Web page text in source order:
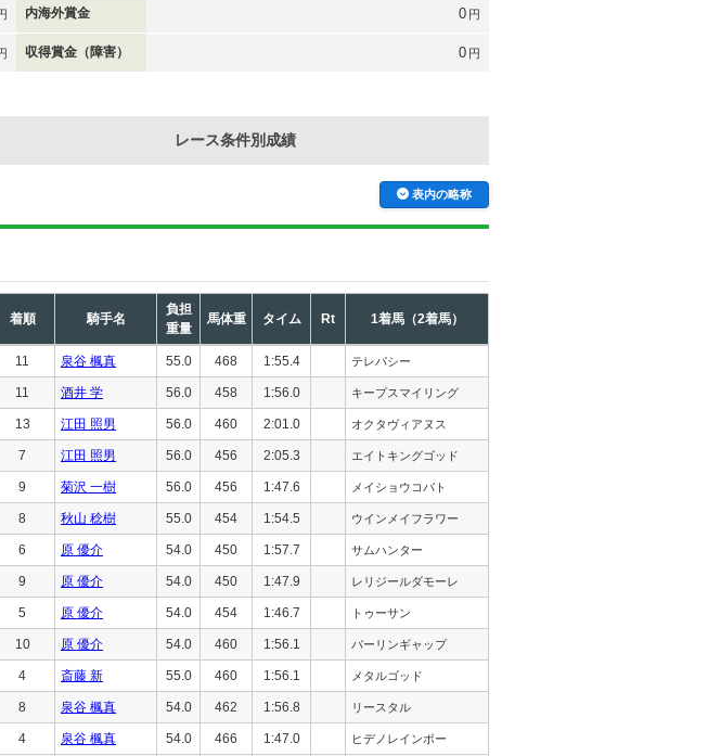
内海外賞金 0 円
収得賞金（障害） 0 円
レース条件別成績
表内の略称
着順 騎手名
負担
重量
馬体重 タイム Rt 1着馬（2着馬）
11 泉谷 楓真 55.0 468 1:55.4 テレパシー
11 酒井 学 56.0 458 1:56.0 キープスマイリング
13 江田 照男 56.0 460 2:01.0 オクタヴィアヌス
7 江田 照男 56.0 456 2:05.3 エイトキングゴッド
9 菊沢 一樹 56.0 456 1:47.6 メイショウコバト
8 秋山 稔樹 55.0 454 1:54.5 ウインメイフラワー
6 原 優介 54.0 450 1:57.7 サムハンター
9 原 優介 54.0 450 1:47.9 レリジールダモーレ
5 原 優介 54.0 454 1:46.7 トゥーサン
10 原 優介 54.0 460 1:56.1 バーリンギャップ
4 斎藤 新 55.0 460 1:56.1 メタルゴッド
8 泉谷 楓真 54.0 462 1:56.8 リースタル
4 泉谷 楓真 54.0 466 1:47.0 ヒデノレインボー